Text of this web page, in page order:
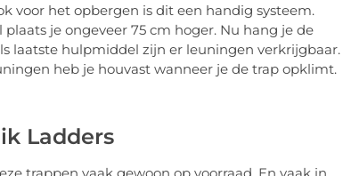
voor het opbergen is dit een handig systeem.
je ongeveer 75 cm hoger. Nu hang je de
laatste hulpmiddel zijn er leuningen verkrijgbaar.
heb je houvast wanneer je de trap opklimt.
Ladders